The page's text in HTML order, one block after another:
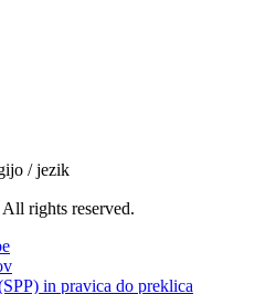
/ jezik
All rights reserved.
in pravica do preklica